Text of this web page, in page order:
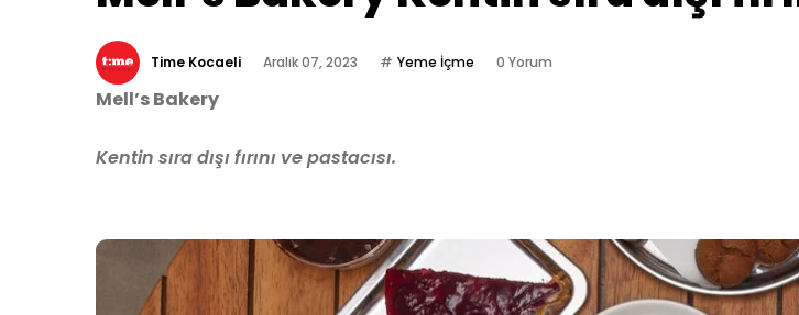
Time Kocaeli Aralık 07, 2023 Yeme İçme 0 Yorum
Mell’s Bakery
Kentin sıra dışı fırını ve pastacısı.